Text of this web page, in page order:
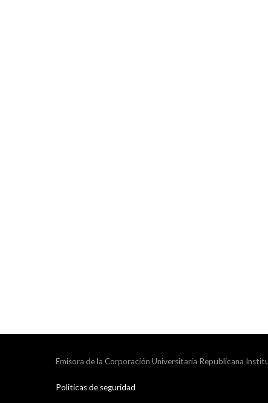
Emisora de la Corporación Universitaria Republicana
Politicas de seguridad